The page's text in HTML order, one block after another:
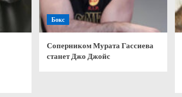
Бокс
Соперником Мурата Гассиева
станет Джо Джойс